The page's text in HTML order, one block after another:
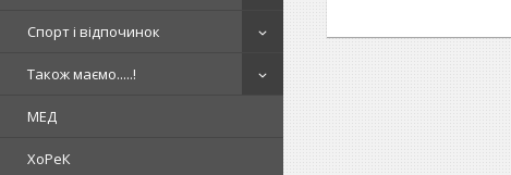
Спорт і відпочинок
Також маємо.....!
МЕД
ХоРеК